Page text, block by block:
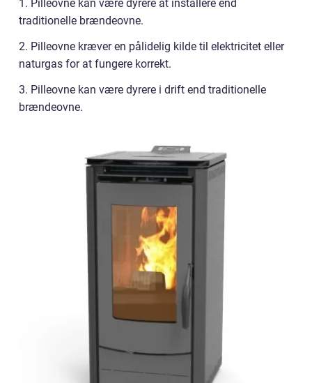
1. Pilleovne kan være dyrere at installere end
traditionelle brændeovne.
2. Pilleovne kræver en pålidelig kilde til elektricitet eller
naturgas for at fungere korrekt.
3. Pilleovne kan være dyrere i drift end traditionelle
brændeovne.